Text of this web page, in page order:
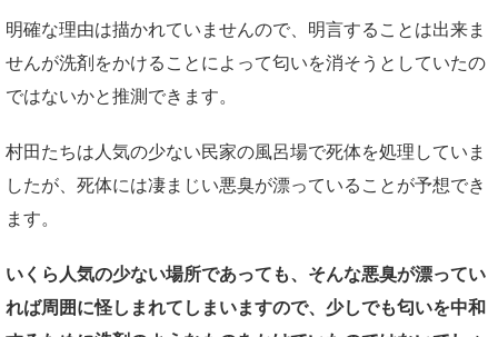
明確な理由は描かれていませんので、明言することは出来ま
せんが洗剤をかけることによって匂いを消そうとしていたの
ではないかと推測できます。
村田たちは人気の少ない民家の風呂場で死体を処理していま
したが、死体には凄まじい悪臭が漂っていることが予想でき
ます。
いくら人気の少ない場所であっても、そんな悪臭が漂ってい
れば周囲に怪しまれてしまいますので、少しでも匂いを中和